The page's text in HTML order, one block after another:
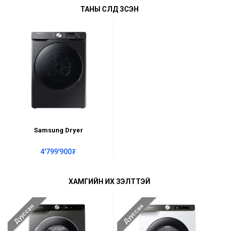
Samsung Dryer
4'799'900₮
ТАНЫ СҮҮЛД ҮЗСЭН
Дууссан Дууссан
ХАМГИЙН ИХ ҮЗЭЛТТЭЙ